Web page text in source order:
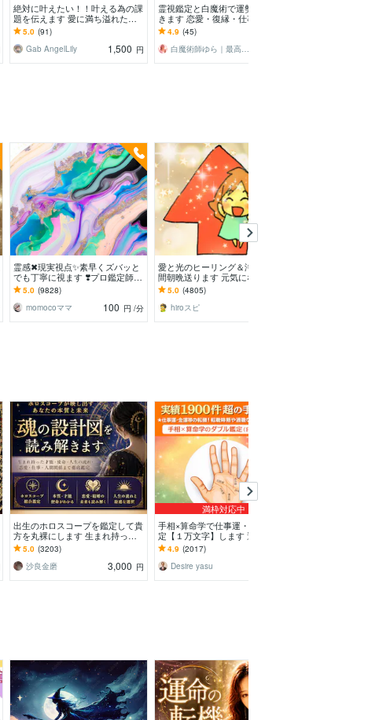
絶対に叶えたい！！叶える為の課
題を伝えます 愛に満ち溢れた生
活、金運に恵まれた生活手に入れ
ましょう！
5.0 (91)
Gab AngelLily
1,500 円
霊視鑑定と白魔術で運勢を読み解
きます 恋愛・復縁・仕事・人間
関係 | 3,000字超えの鑑定書
4.9 (45)
白魔術師ゆら｜最高位光術統合師
霊感✖現実視点✨素早くズバッと
でも丁寧に視ます ❣️プロ鑑定師の
総合鑑定⭐お気軽に✨魂をやわら
かくかろやかに
5.0 (9828)
momocoママ
100 円 /分
愛と光のヒーリング＆浄化、3日
間朝晩送ります 元気になりた
い、疲労や不安、浄化したい方へ
毎日朝晩ヒーリング
5.0 (4805)
hiroスピ
出生のホロスコープを鑑定して貴
方を丸裸にします 生まれ持った
性質や傾向など、総合的に鑑定し
ていきます。
5.0 (3203)
沙良金磨
3,000 円
満枠対応中
手相×算命学で仕事運・金運を鑑
定【１万文字】します 適職・転
職・起業の時期を２０種類の線と
生年月日で徹底分析
4.9 (2017)
Desire yasu